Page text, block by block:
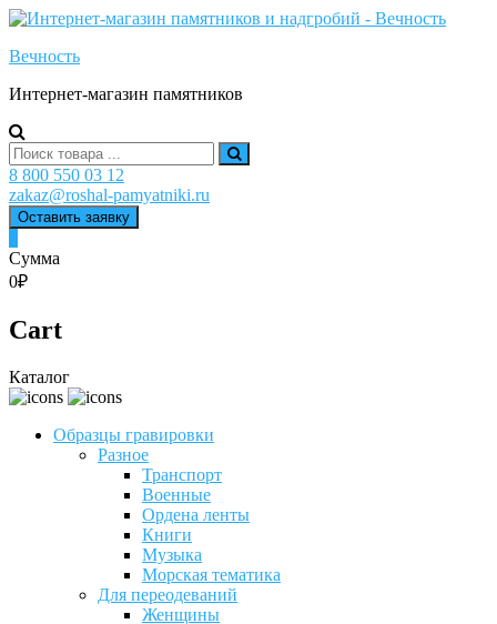
Skip
content
Вечность
Интернет-магазин памятников
Search
for:
8 800 550 03 12
zakaz@roshal-pamyatniki.ru
Оставить заявку
Сумма
0₽
Cart
Каталог
Образцы гравировки
Разное
Транспорт
Военные
Ордена ленты
Книги
Музыка
Морская тематика
Для переодеваний
Женщины